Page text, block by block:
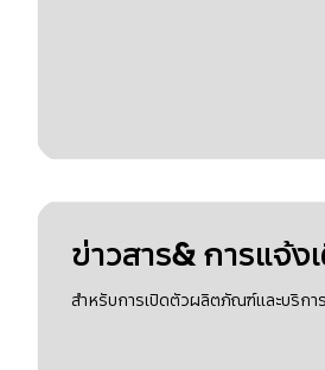
ข่าวสาร& การแจ้ง
สำหรับการเปิดตัวผลิตภัณฑ์และบริก